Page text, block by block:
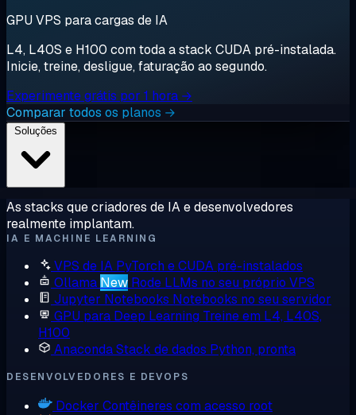
GPU VPS para cargas de IA
L4, L40S e H100 com toda a stack CUDA pré-instalada.
Inicie, treine, desligue, faturação ao segundo.
Experimente grátis por 1 hora →
Comparar todos os planos →
As stacks que criadores de IA e desenvolvedores
realmente implantam.
IA E MACHINE LEARNING
VPS de IA PyTorch e CUDA pré-instalados
Ollama New Rode LLMs no seu próprio VPS
Jupyter Notebooks Notebooks no seu servidor
GPU para Deep Learning Treine em L4, L40S,
H100
AnacondaStack de dados Python, pronta
DESENVOLVEDORES E DEVOPS
Docker Contêineres com acesso root